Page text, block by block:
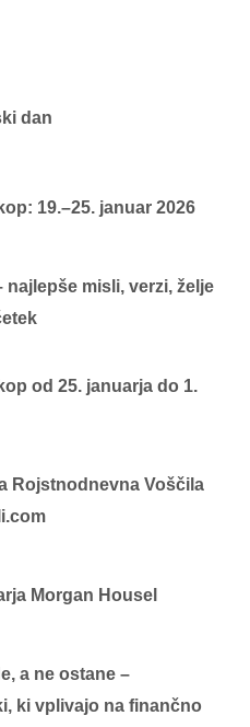
dan
19.–25. januar 2026
najlepše misli, verzi, želje
od 25. januarja do 1.
Rojstnodnevna Voščila
Morgan Housel
a ne ostane –
ki vplivajo na finančno